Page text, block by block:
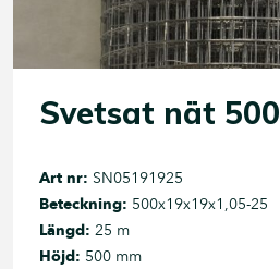
Svetsat nät 500
Art nr: SN05191925
Beteckning: 500x19x19x1,05-25
Längd: 25 m
Höjd: 500 mm